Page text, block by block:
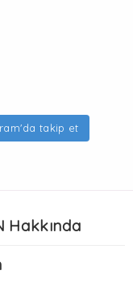
takip et
Hakkında